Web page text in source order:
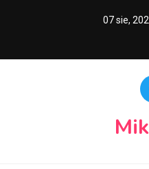
07 sie,